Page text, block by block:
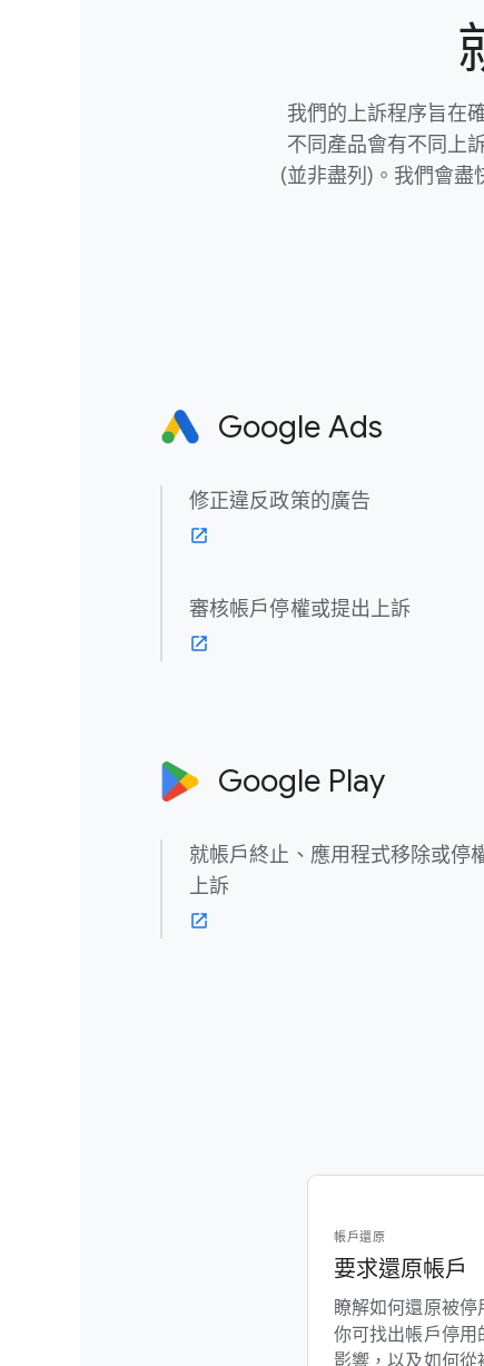
我們​的​上訴​程序旨​在​
不同​產品​會​有​不同​上​
(並​非盡列)。​我們​會​盡
Google Ads
修正​違反​政策​的​廣告
審核帳​戶​停權​或​提出​上訴
Google Play
就​帳戶​終止、​應用​程式​移除​或​停
上訴
帳戶​還​原
要求​還​原​帳戶
瞭解​如何​還​原​被​停
你​可​找​出​帳戶​停用​
影響，​以及​如何​從​